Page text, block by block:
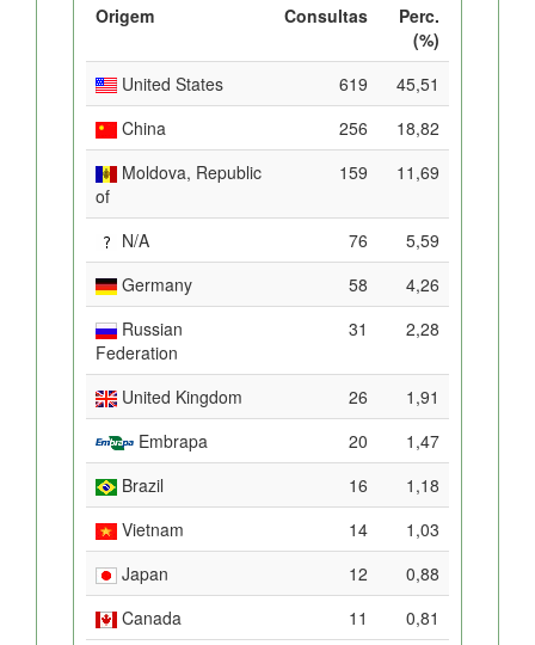
Origem Consultas
Perc.
(%)
United States
619
45,51
China
256
18,82
Moldova, Republic
of
159 11,69
N/A 76
5,59
Germany
58
4,26
Russian
Federation
31 2,28
United Kingdom 26
1,91
Embrapa
20
1,47
Brazil
16
1,18
Vietnam
14
1,03
Japan
12
0,88
Canada
11
0,81